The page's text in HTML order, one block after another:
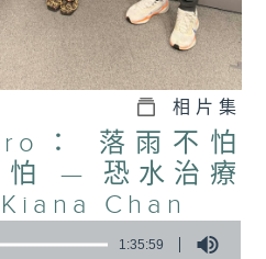
相片集
： 落雨不怕
怕 — 恐水治療
Chan
1:35:59